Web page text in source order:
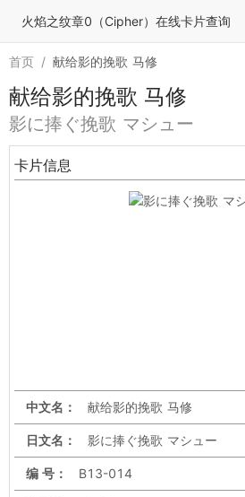
火焰之纹章0（Cipher）在线卡片查询
首页 / 献给影的挽歌 马修
献给影的挽歌 马修
影に捧ぐ挽歌 マシュー
卡片信息
中文名： 献给影的挽歌 马修
日文名： 影に捧ぐ挽歌 マシュー
编 号： B13-014